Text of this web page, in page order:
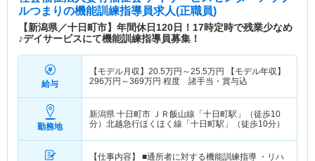
ルつまりの機能訓練指導員求人(正職員)
【新潟県／十日町市】年間休日120日！17時定時で残業少なめ
♪デイサービスにて機能訓練指導員募集！
給与
【モデル月収】 20.5万円～25.5万円
【モデル年収】
296万円～369万円 程度 諸手当・賞与込
勤務地
新潟県 十日町市 ＪＲ飯山線「十日町駅」（徒歩10
分）北越急行ほくほく線「十日町駅」（徒歩10分）
【仕事内容】 ■通所者に対する機能訓練指導 ・リハ